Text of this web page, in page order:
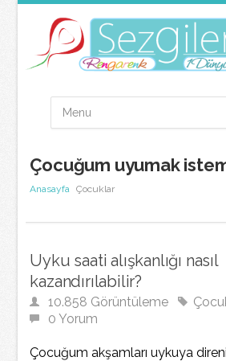
Çocuğum uyumak
Anasayfa Çocuklar
Uyku saati alışkanlığı nasıl
kazandırılabilir?
10.858 Görüntüleme
0 Yorum
Çocuğum akşamları uykuya